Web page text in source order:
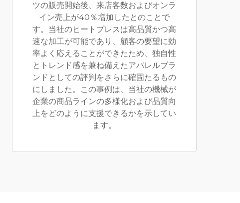
ツの販売開始後、来店客数およびオンラ
イン売上が40％増加したとのことで
す。当社のヒートプレスは高品質かつ高
速な加工が可能であり、顧客の要望に効
率よく応えることができたため、独自性
とトレンド感を兼ね備えたアパレルブラ
ンドとしての評判をさらに確固たるもの
にしました。この事例は、当社の機械が
企業の商品ラインの多様化および品質向
上をどのように支援できるかを示してい
ます。